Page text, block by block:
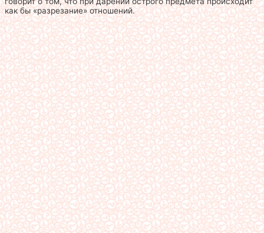
как бы «разрезание» отношений.